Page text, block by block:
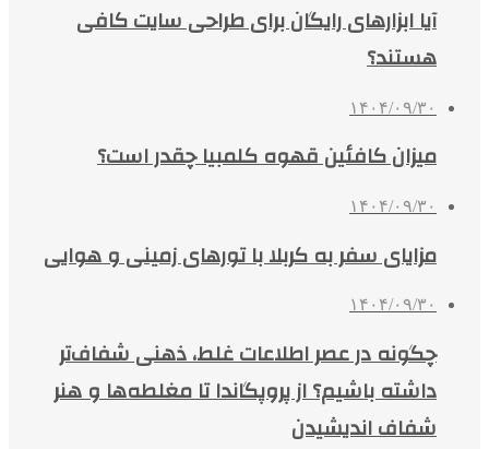
آیا ابزارهای رایگان برای طراحی سایت کافی
هستند؟
۱۴۰۴/۰۹/۳۰
میزان کافئین قهوه کلمبیا چقدر است؟
۱۴۰۴/۰۹/۳۰
مزایای سفر به کربلا با تورهای زمینی و هوایی
۱۴۰۴/۰۹/۳۰
چگونه در عصر اطلاعات غلط، ذهنی شفاف‌تر
داشته باشیم؟ از پروپگاندا تا مغلطه‌ها و هنر
شفاف اندیشیدن